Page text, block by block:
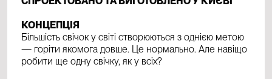
КОНЦЕПЦІЯ
Більшість свічок у світі створюються з однією метою
— горіти якомога довше. Це нормально. Але навіщо
робити ще одну свічку, як у всіх?